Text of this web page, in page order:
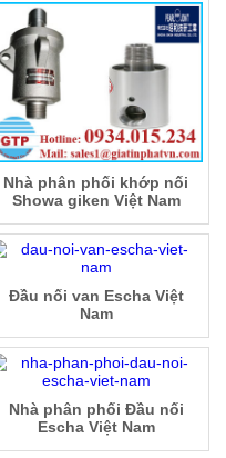
Nhà phân phối khớp nối
Showa giken Việt Nam
Đầu nối van Escha Việt
Nam
Nhà phân phối Đầu nối
Escha Việt Nam